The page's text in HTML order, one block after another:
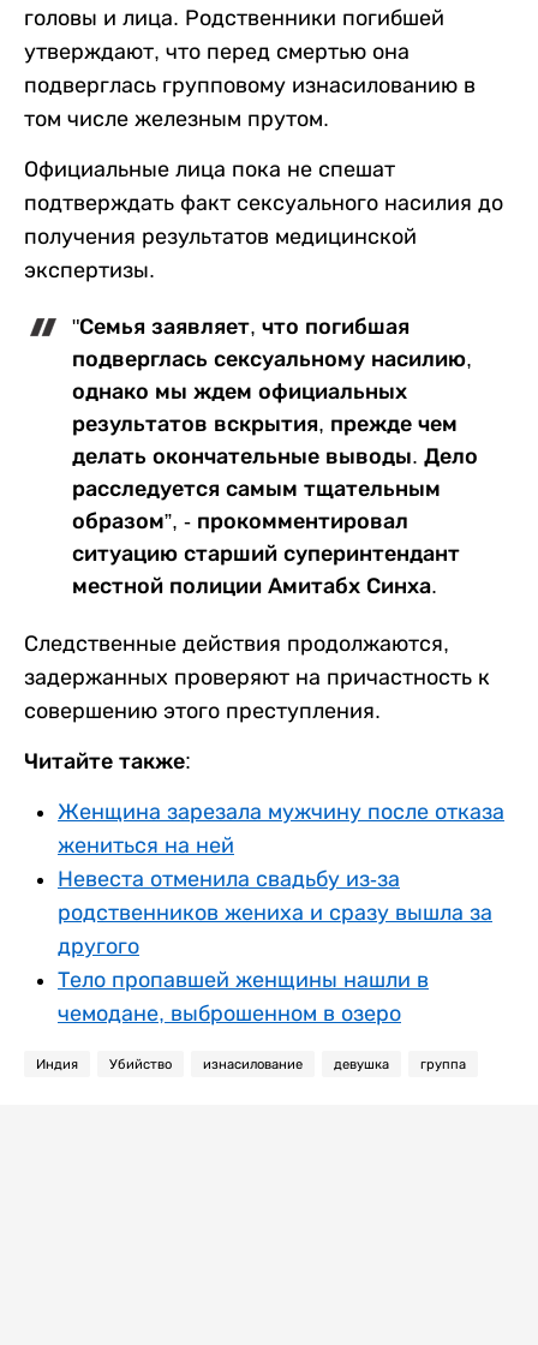
головы и лица. Родственники погибшей
утверждают, что перед смертью она
подверглась групповому изнасилованию в
том числе железным прутом.
Официальные лица пока не спешат
подтверждать факт сексуального насилия до
получения результатов медицинской
экспертизы.
"Семья заявляет, что погибшая
подверглась сексуальному насилию,
однако мы ждем официальных
результатов вскрытия, прежде чем
делать окончательные выводы. Дело
расследуется самым тщательным
образом”, - прокомментировал
ситуацию старший суперинтендант
местной полиции Амитабх Синха.
Следственные действия продолжаются,
задержанных проверяют на причастность к
совершению этого преступления.
Читайте также:
Женщина зарезала мужчину после отказа
жениться на ней
Невеста отменила свадьбу из-за
родственников жениха и сразу вышла за
другого
Тело пропавшей женщины нашли в
чемодане, выброшенном в озеро
Индия Убийство изнасилование девушка группа